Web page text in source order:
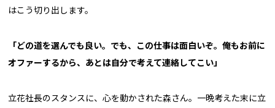
はこう切り出します。
「どの道を選んでも良い。でも、この仕事は面白いぞ。俺もお前に
オファーするから、あとは自分で考えて連絡してこい」
立花社長のスタンスに、心を動かされた森さん。一晩考えた末に立